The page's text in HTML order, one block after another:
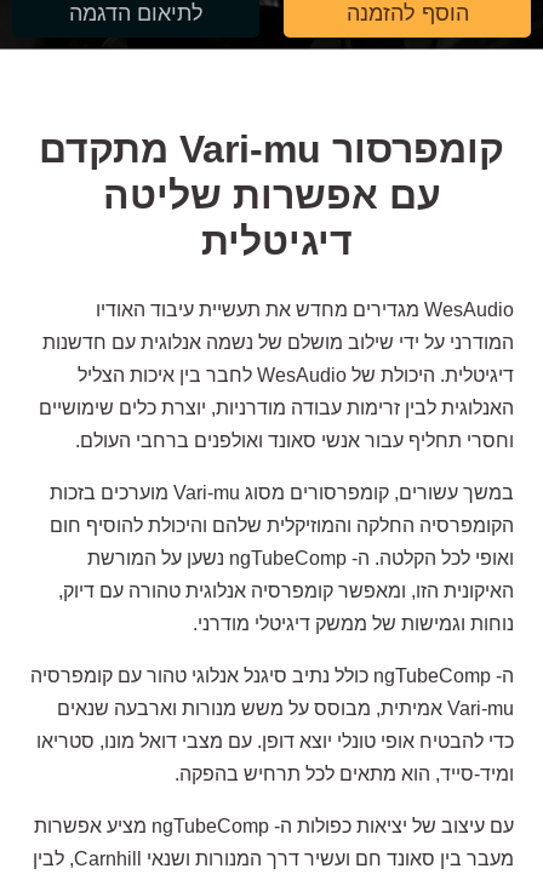
הוסף להזמנה לתיאום הדגמה
קומפרסור Vari-mu מתקדם
עם אפשרות שליטה
דיגיטלית
WesAudio מגדירים מחדש את תעשיית עיבוד האודיו
המודרני על ידי שילוב מושלם של נשמה אנלוגית עם חדשנות
דיגיטלית. היכולת של WesAudio לחבר בין איכות הצליל
האנלוגית לבין זרימות עבודה מודרניות, יוצרת כלים שימושיים
וחסרי תחליף עבור אנשי סאונד ואולפנים ברחבי העולם.
במשך עשורים, קומפרסורים מסוג Vari-mu מוערכים בזכות
הקומפרסיה החלקה והמוזיקלית שלהם והיכולת להוסיף חום
ואופי לכל הקלטה. ה- ngTubeComp נשען על המורשת
האיקונית הזו, ומאפשר קומפרסיה אנלוגית טהורה עם דיוק,
נוחות וגמישות של ממשק דיגיטלי מודרני.
ה- ngTubeComp כולל נתיב סיגנל אנלוגי טהור עם קומפרסיה
Vari-mu אמיתית, מבוסס על משש מנורות וארבעה שנאים
כדי להבטיח אופי טונלי יוצא דופן. עם מצבי דואל מונו, סטריאו
ומיד-סייד, הוא מתאים לכל תרחיש בהפקה.
עם עיצוב של יציאות כפולות ה- ngTubeComp מציע אפשרות
מעבר בין סאונד חם ועשיר דרך המנורות ושנאי Carnhill, לבין